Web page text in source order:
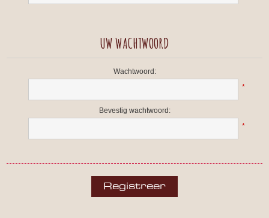
UW WACHTWOORD
Wachtwoord:
*
Bevestig wachtwoord:
*